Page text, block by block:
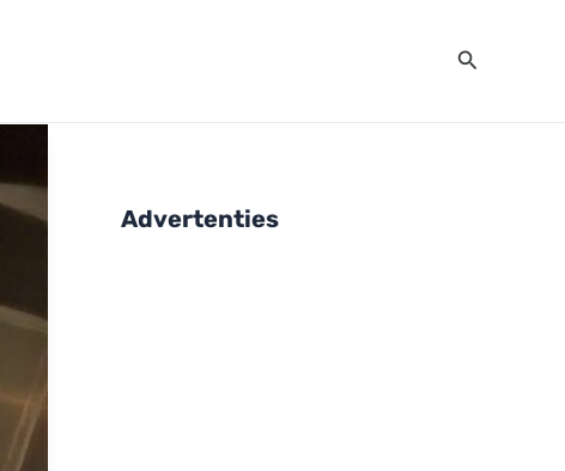
Zoeken
Advertenties